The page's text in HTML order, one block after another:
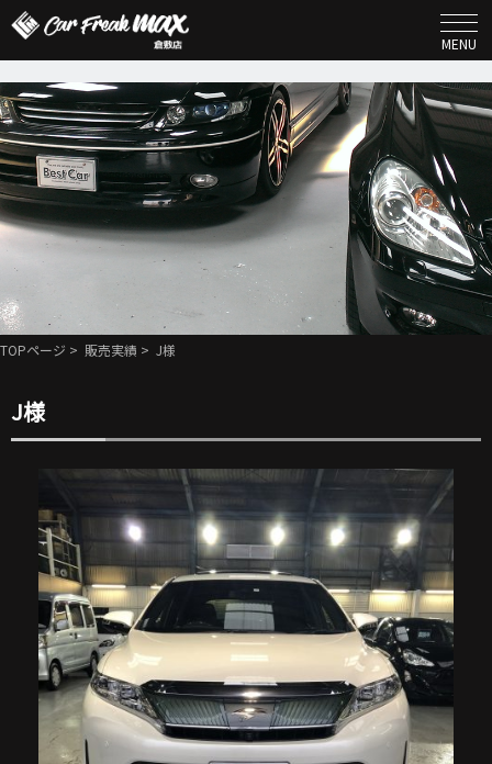
MENU
TOPページ > 販売実績 > J様
J様